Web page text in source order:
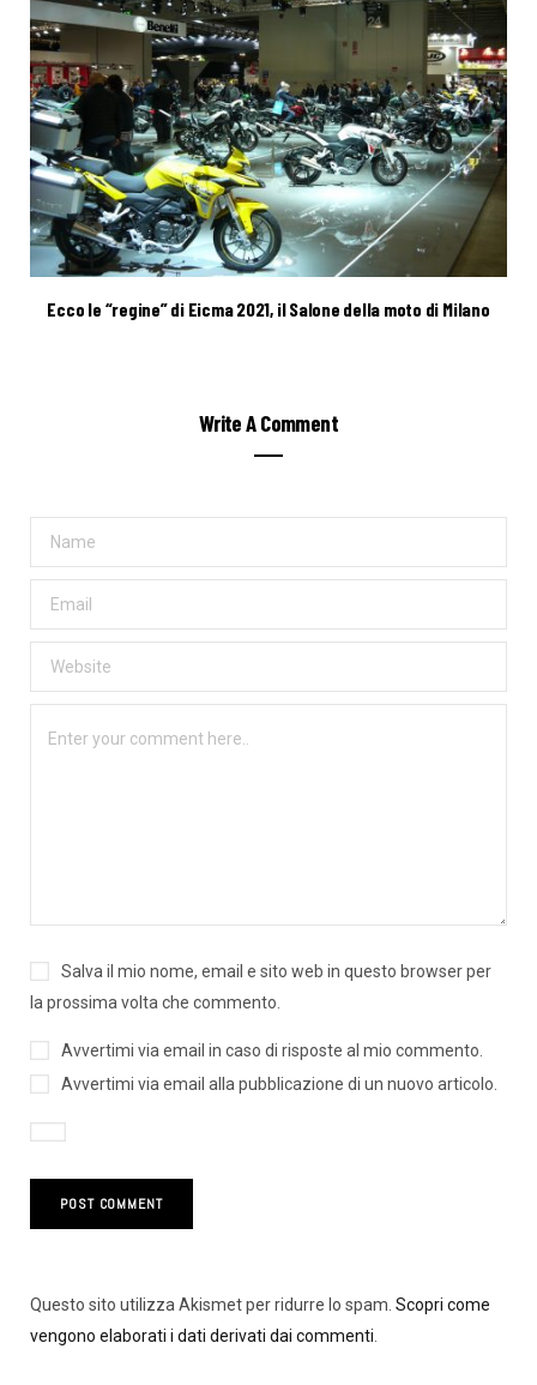
Ecco le “regine” di Eicma 2021, il Salone della moto di Milano
Write A Comment
Salva il mio nome, email e sito web in questo browser per
la prossima volta che commento.
Avvertimi via email in caso di risposte al mio commento.
Avvertimi via email alla pubblicazione di un nuovo articolo.
Questo sito utilizza Akismet per ridurre lo spam. Scopri come
vengono elaborati i dati derivati dai commenti.